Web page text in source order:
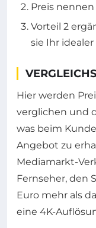
Preis nennen
Vorteil 2
sie Ihr
Hier werden
verglichen und
was beim
Angebot zu
Mediamarkt-
Fernseher, den
Euro mehr als
eine 4K-